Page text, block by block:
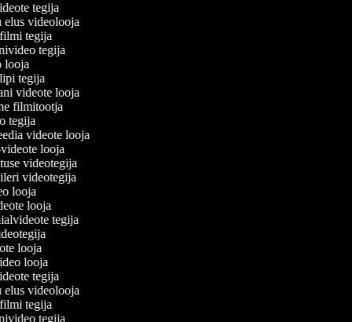
tegija
elus videolooja
filmi tegija
tegija
looja
tegija
videote looja
filmitootja
tegija
videote looja
videote looja
videotegija
videotegija
looja
looja
tegija
looja
looja
tegija
elus videolooja
filmi tegija
tegija